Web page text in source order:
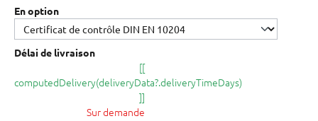
En option
Délai de livraison
[[
computedDelivery(deliveryData?.deliveryTimeDays)
]]
Sur demande